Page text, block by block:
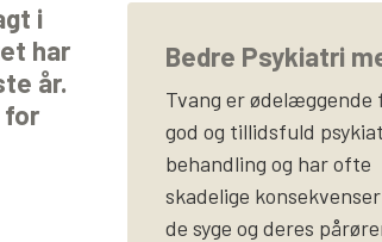
i
har
år.
for
Bedre Psykiatri
Tvang er ødelæggende
god og tillidsfuld
behandling og har ofte
skadelige
de syge og deres